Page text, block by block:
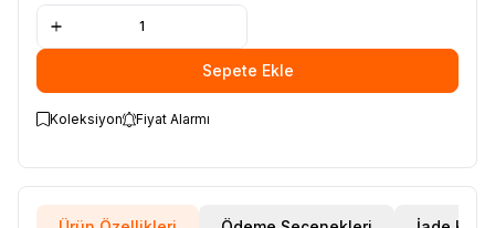
Sepete Ekle
Koleksiyon Fiyat Alarmı